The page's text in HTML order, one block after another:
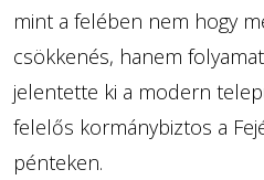
mint a felében nem hogy
csökkenés, hanem
jelentette ki a modern
felelős kormánybiztos a
pénteken.